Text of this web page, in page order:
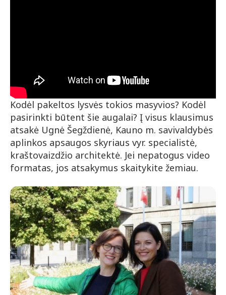
Kodėl pakeltos lysvės tokios masyvios? Kodėl
pasirinkti būtent šie augalai? Į visus klausimus
atsakė Ugnė Šegždienė, Kauno m. savivaldybės
aplinkos apsaugos skyriaus vyr. specialistė,
kraštovaizdžio architektė. Jei nepatogus video
formatas, jos atsakymus skaitykite žemiau.